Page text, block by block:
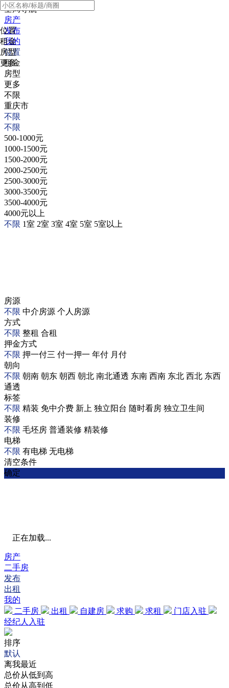
全局导航
房产
发布
我的
位置
租金
房型
更多
位置
租金
房型
更多
不限
重庆市
不限
不限
500-1000元
1000-1500元
1500-2000元
2000-2500元
2500-3000元
3000-3500元
3500-4000元
4000元以上
不限 1室 2室 3室 4室 5室 5室以上
房源
不限 中介房源 个人房源
方式
不限 整租 合租
押金方式
不限 押一付三 付一押一 年付 月付
朝向
不限 朝南 朝东 朝西 朝北 南北通透 东南 西南 东北 西北 东西
通透
标签
不限 精装 免中介费 新上 独立阳台 随时看房 独立卫生间
装修
不限 毛坯房 普通装修 精装修
电梯
不限 有电梯 无电梯
清空条件
确定
正在加载...
房产
二手房
发布
出租
我的
二手房
出租 自建房 求购 求租
门店入驻
经纪人入驻
排序
默认
离我最近
总价从低到高
总价从高到低